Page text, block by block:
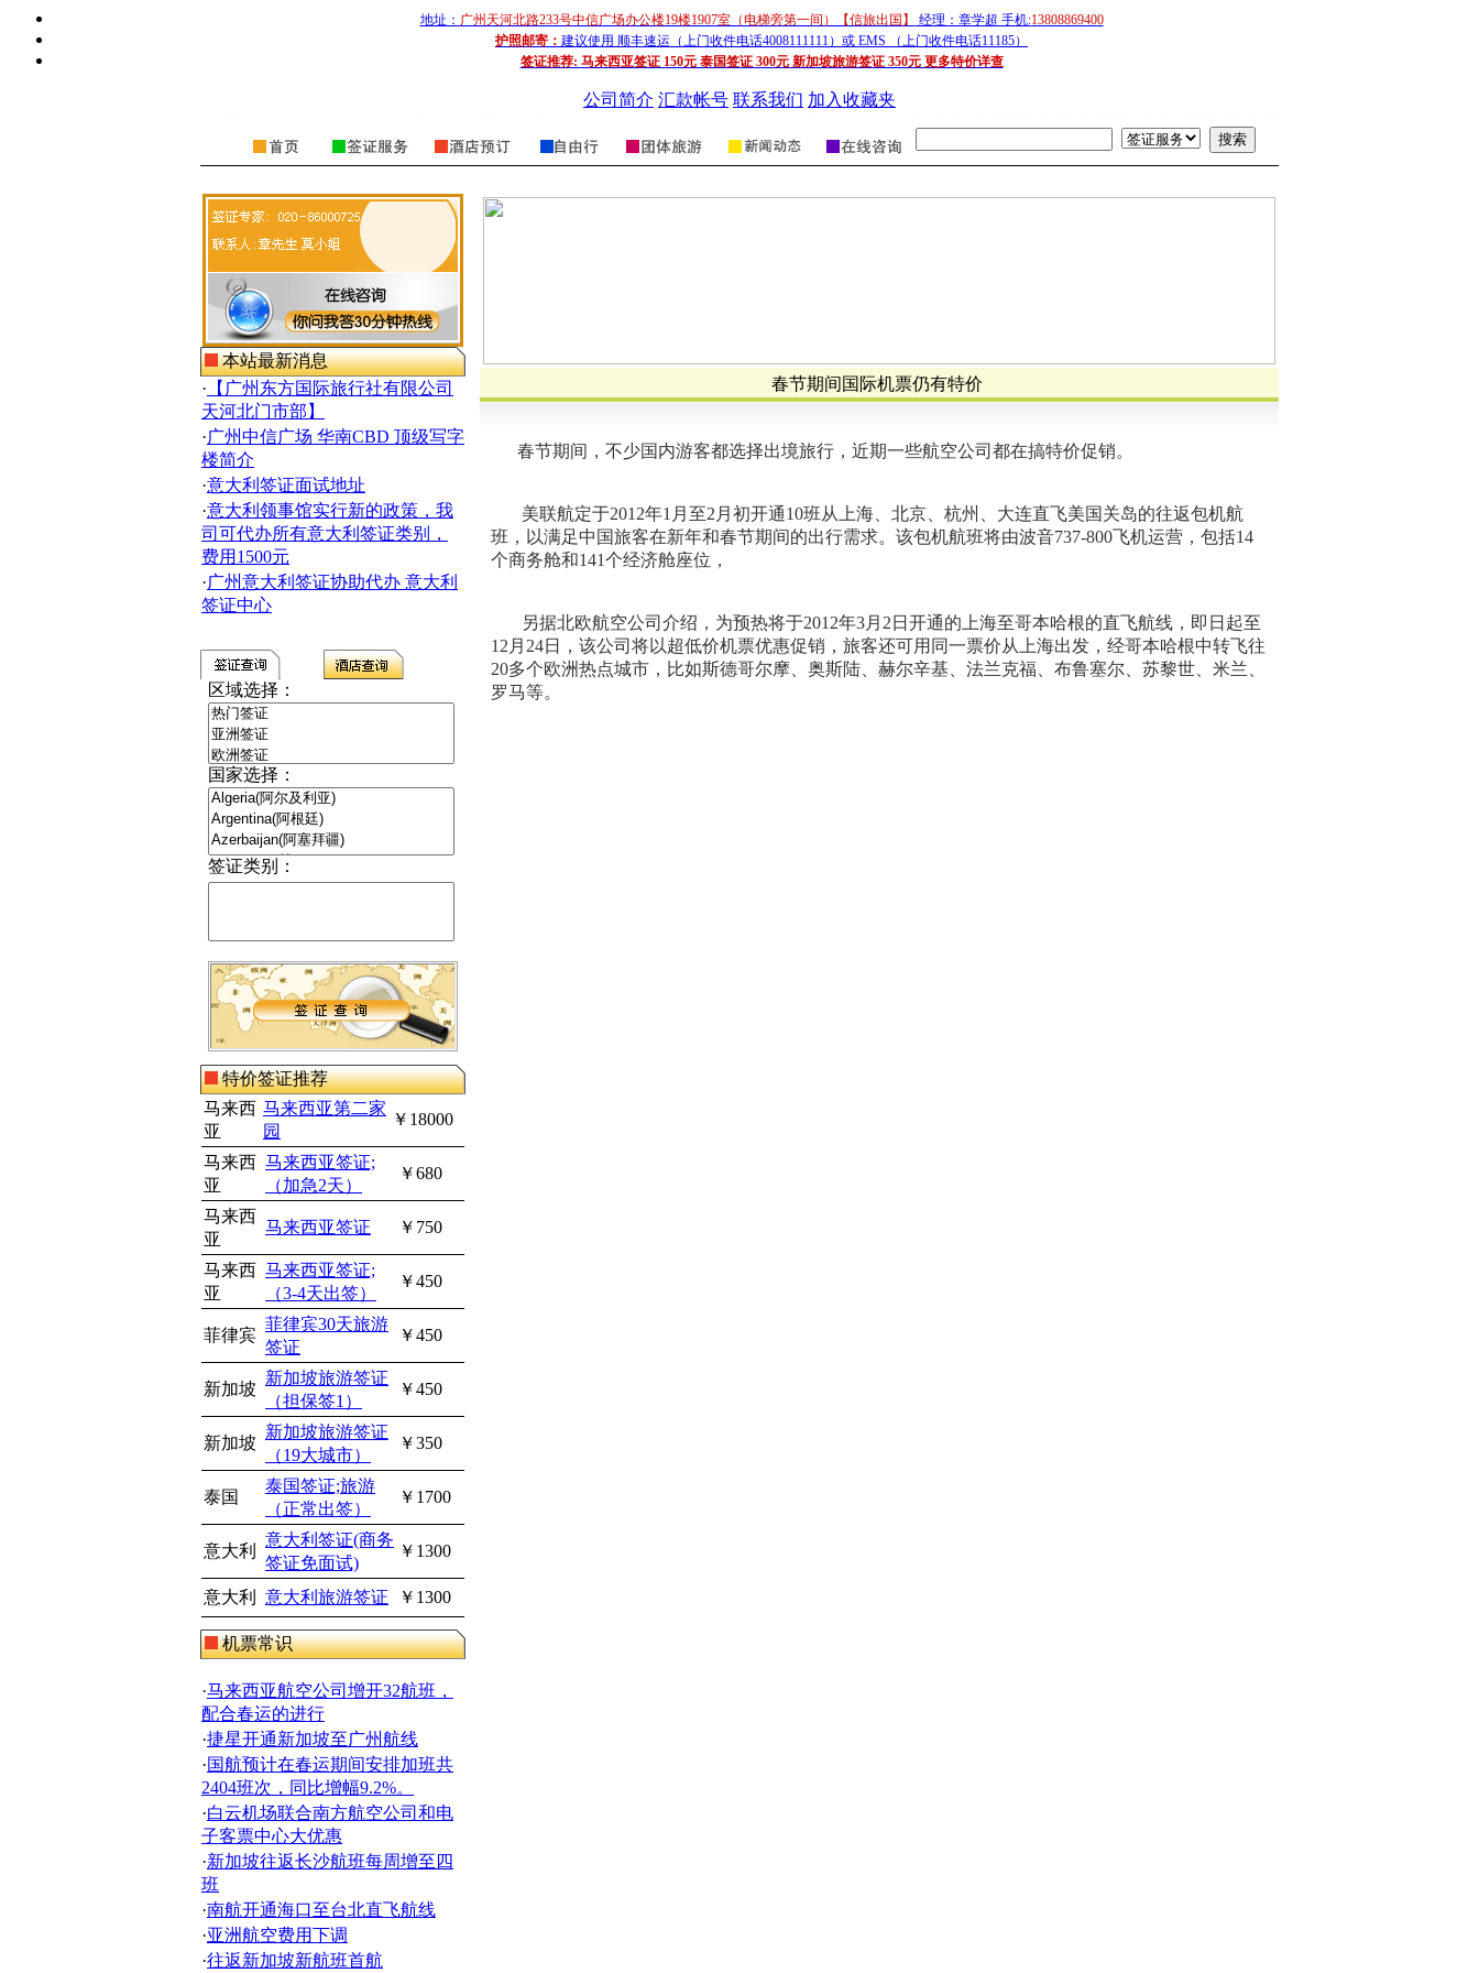
地址： 广州天河北路233号中信广场办公楼19楼1907室（电梯旁第一间）【信旅出国】 经理：章学超 手机:13808869400
护照邮寄： 建议使用 顺丰速运（上门收件电话4008111111）或 EMS （上门收件电话11185）
签证推荐: 马来西亚签证 150元 泰国签证 300元 新加坡旅游签证 350元 更多特价详查
公司简介 汇款帐号 联系我们 加入收藏夹
本站最新消息
· 【广州东方国际旅行社有限公司
天河北门市部】
·广州中信广场 华南CBD 顶级写字
楼简介
·意大利签证面试地址
·意大利领事馆实行新的政策，我
司可代办所有意大利签证类别，
费用1500元
·广州意大利签证协助代办 意大利
签证中心
区域选择：
国家选择：
签证类别：
特价签证推荐
马来西
亚
马来西亚第二家
园
￥18000
马来西
亚
马来西亚签证;
（加急2天）
￥680
马来西
亚
马来西亚签证 ￥750
马来西
亚
马来西亚签证;
（3-4天出签）
￥450
菲律宾
菲律宾30天旅游
签证
￥450
新加坡
新加坡旅游签证
（担保签1）
￥450
新加坡
新加坡旅游签证
（19大城市）
￥350
泰国
泰国签证;旅游
（正常出签）
￥1700
意大利
意大利签证(商务
签证免面试)
￥1300
意大利 意大利旅游签证 ￥1300
机票常识
·马来西亚航空公司增开32航班，
配合春运的进行
·捷星开通新加坡至广州航线
·国航预计在春运期间安排加班共
2404班次，同比增幅9.2%。
·白云机场联合南方航空公司和电
子客票中心大优惠
·新加坡往返长沙航班每周增至四
班
·南航开通海口至台北直飞航线
·亚洲航空费用下调
·往返新加坡新航班首航
春节期间国际机票仍有特价
春节期间，不少国内游客都选择出境旅行，近期一些航空公司都在搞特价促销。
美联航定于2012年1 月至2 月初开通10班从上海、北京、杭州、大连直飞美国关岛的往返包机航
班，以满足中国旅客在新年和春节期间的出行需求。该包机航班将由波音737-800飞机运营，包括14
个商务舱和141个经济舱座位，
另据北欧航空公司介绍，为预热将于2012年3月 2 日 开通的上海至哥本哈根的直飞航线，即日起至
12 月 24日
，该公司将以超低价机票优惠促销，旅客还可用同一票价从上海出发，经哥本哈根中转飞往
20多个欧洲热点城市，比如斯德哥尔摩、奥斯陆、赫尔辛基、法兰克福、布鲁塞尔、苏黎世、米兰、
罗马等。